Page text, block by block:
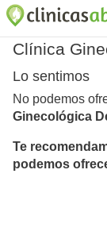
Clínica
Lo sentimos
No podemos
Ginecológica
Te
podemos